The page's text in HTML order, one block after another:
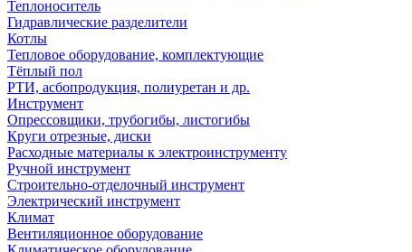
Теплоноситель
Гидравлические разделители
Котлы
Тепловое оборудование, комплектующие
Тёплый пол
РТИ, асбопродукция, полиуретан и др.
Инструмент
Опрессовщики, трубогибы, листогибы
Круги отрезные, диски
Расходные материалы к электроинструменту
Ручной инструмент
Строительно-отделочный инструмент
Электрический инструмент
Климат
Вентиляционное оборудование